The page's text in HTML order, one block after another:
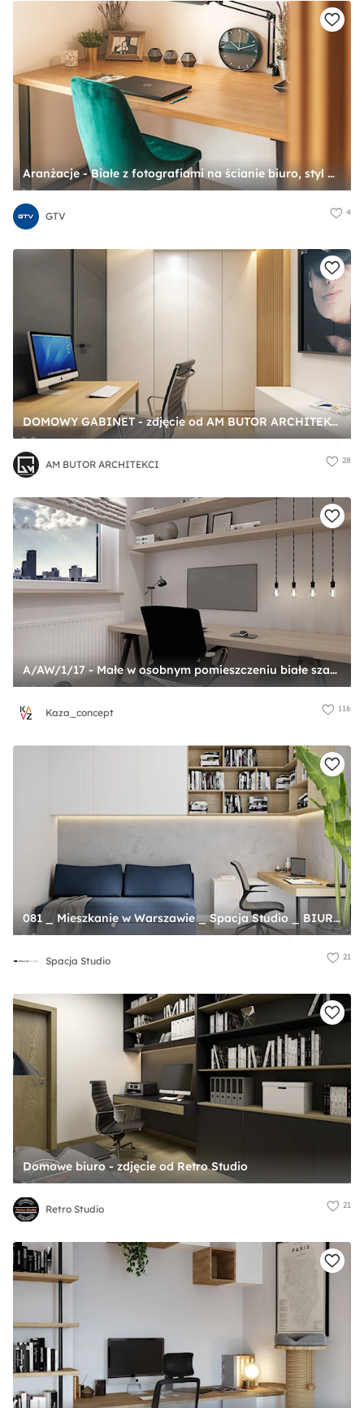
Aranżacje - Białe z fotografiami na ścianie biuro, styl glamour - zdjęcie od GTV
GTV 4
DOMOWY GABINET - zdjęcie od AM BUTOR ARCHITEKCI
AM BUTOR ARCHITEKCI 28
A/AW/1/17 - Małe w osobnym pomieszczeniu białe szare biuro, styl industrialny - zdjęcie od Kaza_concept
Kaza_concept 116
081 _ Mieszkanie w Warszawie _ Spacja Studio _ BIURO - zdjęcie od Spacja Studio
Spacja Studio 21
Domowe biuro - zdjęcie od Retro Studio
Retro Studio 21